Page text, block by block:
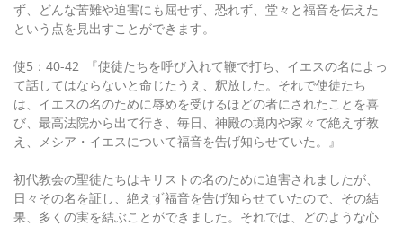
ず、どんな苦難や迫害にも屈せず、恐れず、堂々と福音を伝えた
という点を見出すことができます。
使5：40-42 『使徒たちを呼び入れて鞭で打ち、イエスの名によっ
て話してはならないと命じたうえ、釈放した。それで使徒たち
は、イエスの名のために辱めを受けるほどの者にされたことを喜
び、最高法院から出て行き、毎日、神殿の境内や家々で絶えず教
え、メシア・イエスについて福音を告げ知らせていた。』
初代教会の聖徒たちはキリストの名のために迫害されましたが、
日々その名を証し、絶えず福音を告げ知らせていたので、その結
果、多くの実を結ぶことができました。それでは、どのような心